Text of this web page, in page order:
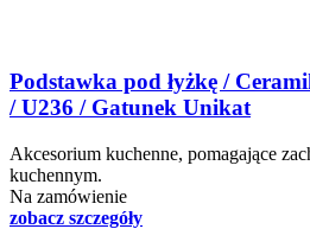
Podstawka pod łyżkę /
/ U236 / Gatunek Unikat
Akcesorium kuchenne, pomagające
kuchennym.
Na zamówienie
zobacz szczegóły